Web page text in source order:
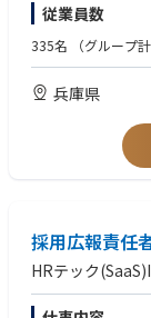
■総務
・社内規程や文書
・健康診断や産業医
・オフィス環境
従業員数
335名 （グループ
兵庫県
採用広報責任
HRテック